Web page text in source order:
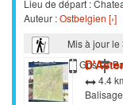
Lieu de départ :
Auteur :Ostbelgien [›]
Mis à jour le
Marche
Gps
4.4